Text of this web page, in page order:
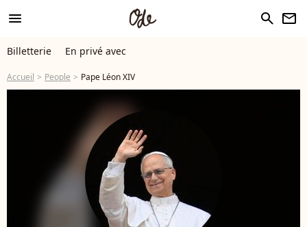
menu search newsletter
Billetterie En privé avec
Accueil People Pape Léon XIV